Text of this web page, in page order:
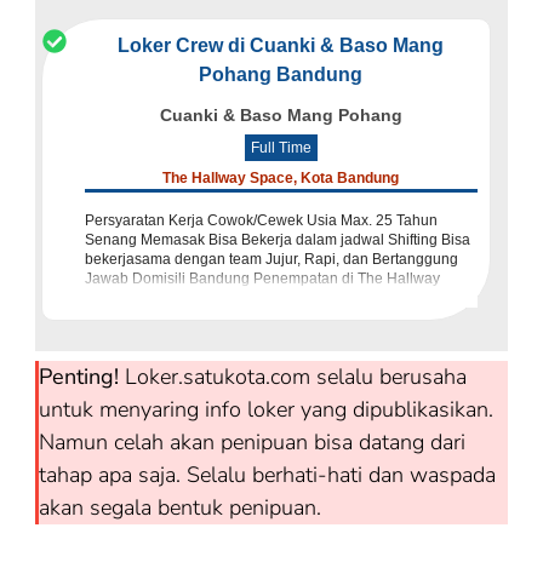
Loker Crew di Cuanki & Baso Mang
Pohang Bandung
Cuanki & Baso Mang Pohang
Full Time
The Hallway Space, Kota Bandung
Persyaratan Kerja Cowok/Cewek Usia Max. 25 Tahun
Senang Memasak Bisa Bekerja dalam jadwal Shifting Bisa
bekerjasama dengan team Jujur, Rapi, dan Bertanggung
Jawab Domisili Bandung Penempatan di The Hallway
Penting! Loker.satukota.com selalu berusaha
untuk menyaring info loker yang dipublikasikan.
Namun celah akan penipuan bisa datang dari
tahap apa saja. Selalu berhati-hati dan waspada
akan segala bentuk penipuan.